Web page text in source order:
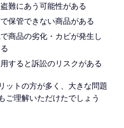
難にあう可能性がある
保管できない商品がある
商品の劣化・カビが発生し
すると訴訟のリスクがある
ットの方が多く、大きな問題
ご理解いただけたでしょう